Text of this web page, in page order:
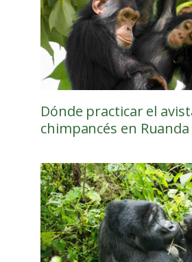
Dónde practicar el
chimpancés en Ruanda